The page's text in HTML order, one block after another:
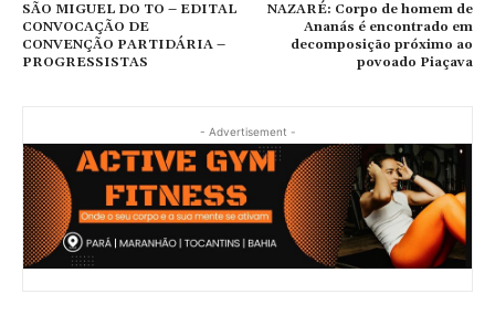
SÃO MIGUEL DO TO – EDITAL
CONVOCAÇÃO DE
CONVENÇÃO PARTIDÁRIA –
PROGRESSISTAS
NAZARÉ: Corpo de homem de
Ananás é encontrado em
decomposição próximo ao
povoado Piaçava
- Advertisement -